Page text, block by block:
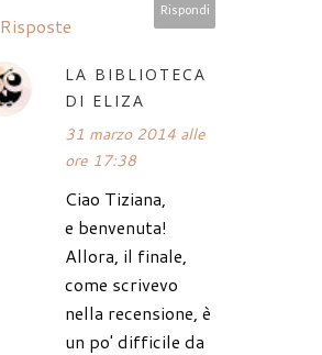
Rispondi
Risposte
LA BIBLIOTECA
DI ELIZA
31 marzo 2014 alle
ore 17:38
Ciao Tiziana,
e benvenuta!
Allora, il finale,
come scrivevo
nella recensione, è
un po' difficile da